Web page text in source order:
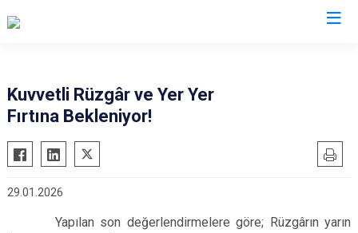
Büyükorhan
Gemlik
Harmancık
Orhangazi
Kuvvetli Rüzgâr ve Yer Yer
Fırtına Bekleniyor!
29.01.2026
Yapılan son değerlendirmelere göre; Rüzgârın yarın